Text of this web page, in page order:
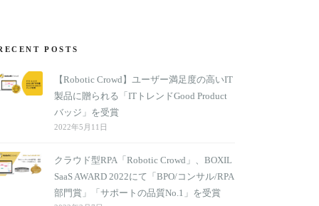
POSTS
【Robotic Crowd】ユーザー満足度の高いIT
製品に贈られる「ITトレンドGood Product
バッジ」を受賞
2022年5月11日
クラウド型RPA「Robotic Crowd」、BOXIL
SaaS AWARD 2022にて「BPO/コンサル/RPA
部門賞」「サポートの品質No.1」を受賞